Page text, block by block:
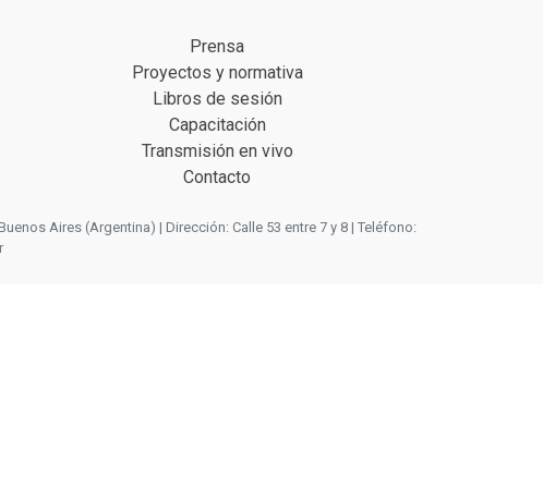
Prensa
Proyectos y normativa
Libros de sesión
Capacitación
Transmisión en vivo
Contacto
Aires (Argentina) | Dirección: Calle 53 entre 7 y 8 | Teléfono: